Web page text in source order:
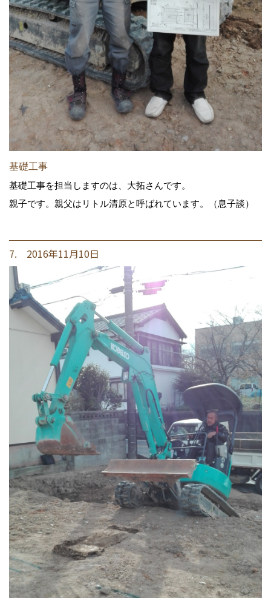
基礎工事
基礎工事を担当しますのは、大拓さんです。
親子です。親父はリトル清原と呼ばれています。（息子談）
7. 2016年11月10日